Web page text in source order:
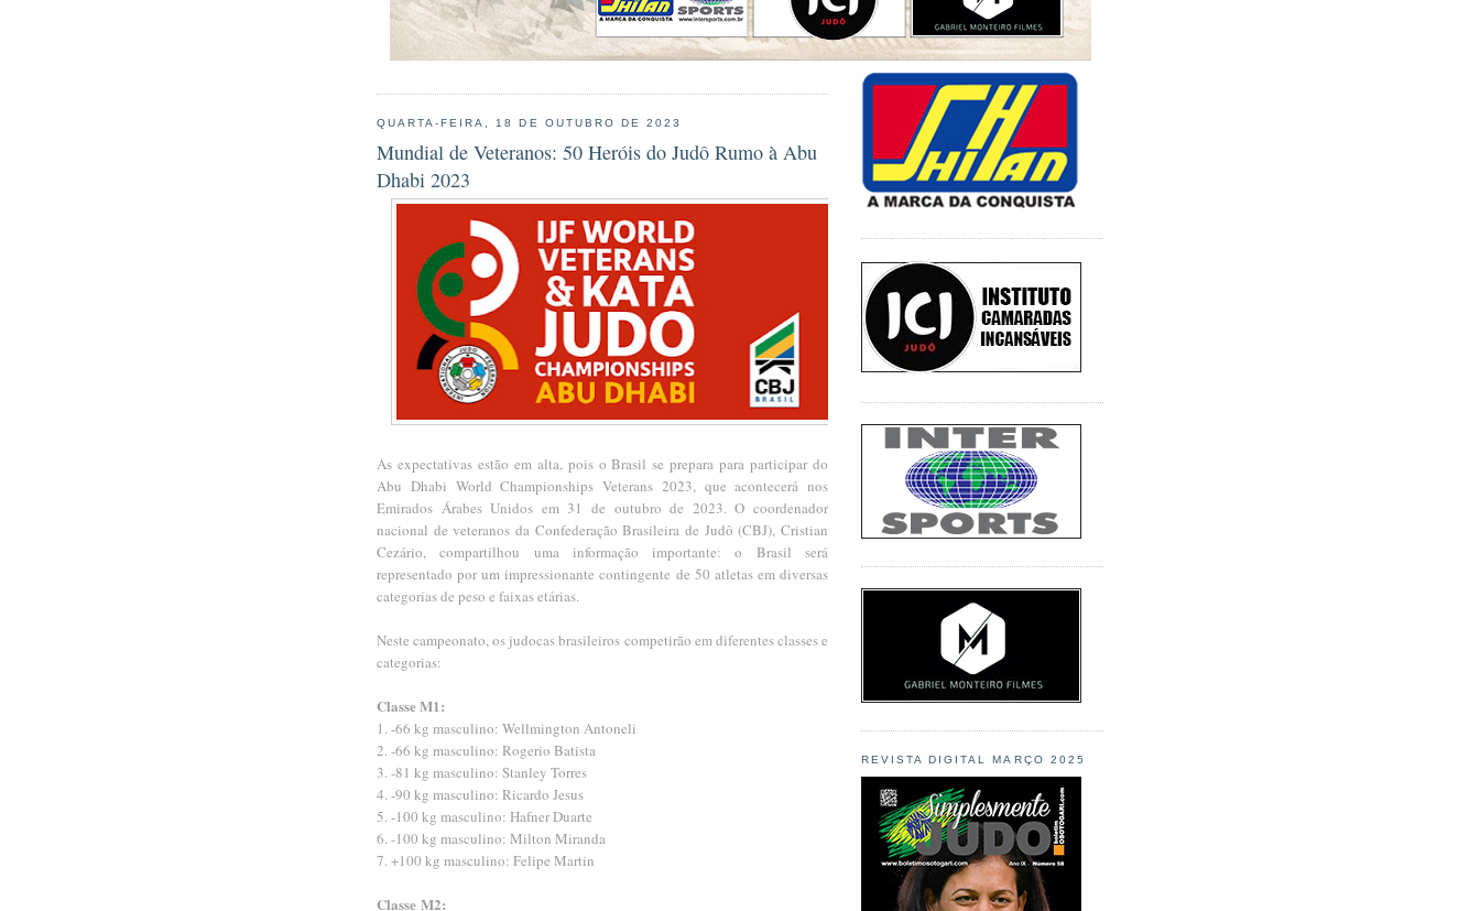
QUARTA-FEIRA, 18 DE OUTUBRO DE 2023
Mundial de Veteranos: 50 Heróis do Judô Rumo à Abu
Dhabi 2023
As expectativas estão em alta, pois o Brasil se prepara para participar do
Abu Dhabi World Championships Veterans 2023, que acontecerá nos
Emirados Árabes Unidos em 31 de outubro de 2023. O coordenador
nacional de veteranos da Confederação Brasileira de Judô (CBJ), Cristian
Cezário, compartilhou uma informação importante: o Brasil será
representado por um impressionante contingente de 50 atletas em diversas
categorias de peso e faixas etárias.
Neste campeonato, os judocas brasileiros competirão em diferentes classes e
categorias:
Classe M1:
1. -66 kg masculino: Wellmington Antoneli
2. -66 kg masculino: Rogerio Batista
3. -81 kg masculino: Stanley Torres
4. -90 kg masculino: Ricardo Jesus
5. -100 kg masculino: Hafner Duarte
6. -100 kg masculino: Milton Miranda
7. +100 kg masculino: Felipe Martin
Classe M2:
REVISTA DIGITAL MARÇO 2025